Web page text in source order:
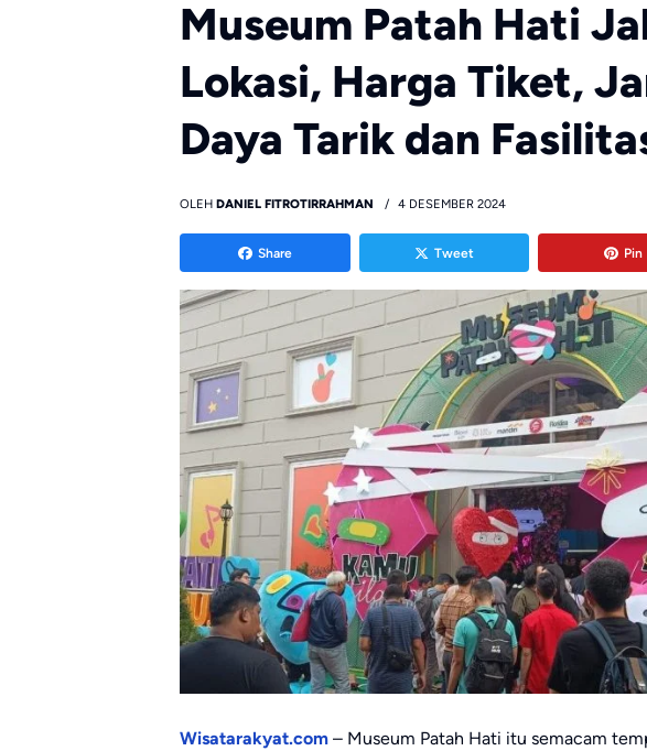
Museum Patah Hati
Lokasi, Harga Tiket,
Daya Tarik dan
OLEH DANIEL FITROTIRRAHMAN 4 DESEMBER 2024
Share Tweet Pin
Wisatarakyat.com – Museum Patah Hati itu semacam